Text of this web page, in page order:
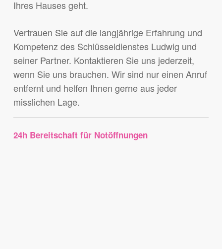
Ihres Hauses geht.
Vertrauen Sie auf die langjährige Erfahrung und
Kompetenz des Schlüsseldienstes Ludwig und
seiner Partner. Kontaktieren Sie uns jederzeit,
wenn Sie uns brauchen. Wir sind nur einen Anruf
entfernt und helfen Ihnen gerne aus jeder
misslichen Lage.
24h Bereitschaft für Notöffnungen